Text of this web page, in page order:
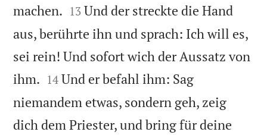
machen. 

13 Und der streckte die Hand
aus, berührte ihn und sprach: Ich will es,
sei rein! Und sofort wich der Aussatz von
ihm. 

14 Und er befahl ihm: Sag
niemandem etwas, sondern geh, zeig
dich dem Priester, und bring für deine